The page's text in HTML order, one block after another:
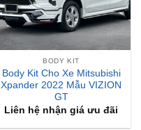
BODY KIT
Body Kit Cho Xe Mitsubishi
Xpander 2022 Mẫu VIZION
GT
Liên hệ nhận giá ưu đãi